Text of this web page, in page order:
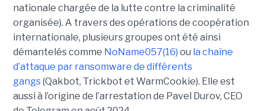
nationale chargée de la lutte contre la criminalité
organisée). A travers des opérations de coopération
internationale, plusieurs groupes ont été ainsi
démantelés comme NoName057(16) ou la chaîne
d’attaque par ransomware de différents
gangs(Qakbot, Trickbot et WarmCookie). Elle est
aussi à l’origine de l’arrestation de Pavel Durov, CEO